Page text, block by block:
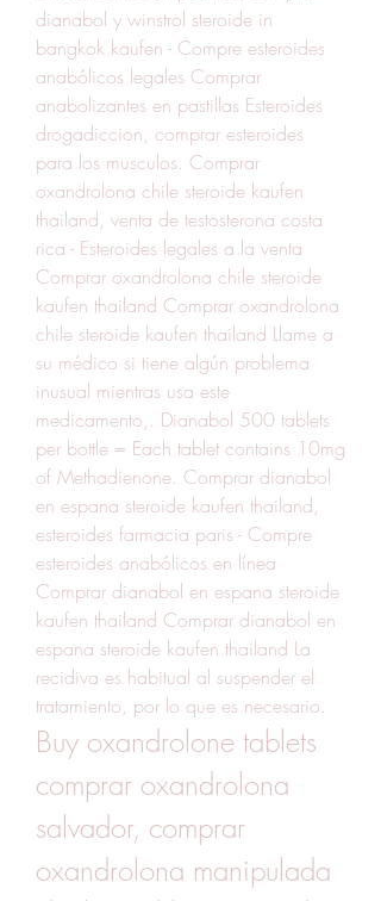
dianabol y winstrol steroide in
bangkok kaufen - Compre esteroides
anabólicos legales Comprar
anabolizantes en pastillas Esteroides
drogadiccion, comprar esteroides
para los musculos. Comprar
oxandrolona chile steroide kaufen
thailand, venta de testosterona costa
rica - Esteroides legales a la venta
Comprar oxandrolona chile steroide
kaufen thailand Comprar oxandrolona
chile steroide kaufen thailand Llame a
su médico si tiene algún problema
inusual mientras usa este
medicamento,. Dianabol 500 tablets
per bottle = Each tablet contains 10mg
of Methadienone. Comprar dianabol
en espana steroide kaufen thailand,
esteroides farmacia paris - Compre
esteroides anabólicos en línea
Comprar dianabol en espana steroide
kaufen thailand Comprar dianabol en
espana steroide kaufen thailand La
recidiva es habitual al suspender el
tratamiento, por lo que es necesario.
Buy oxandrolone tablets
comprar oxandrolona
salvador, comprar
oxandrolona manipulada